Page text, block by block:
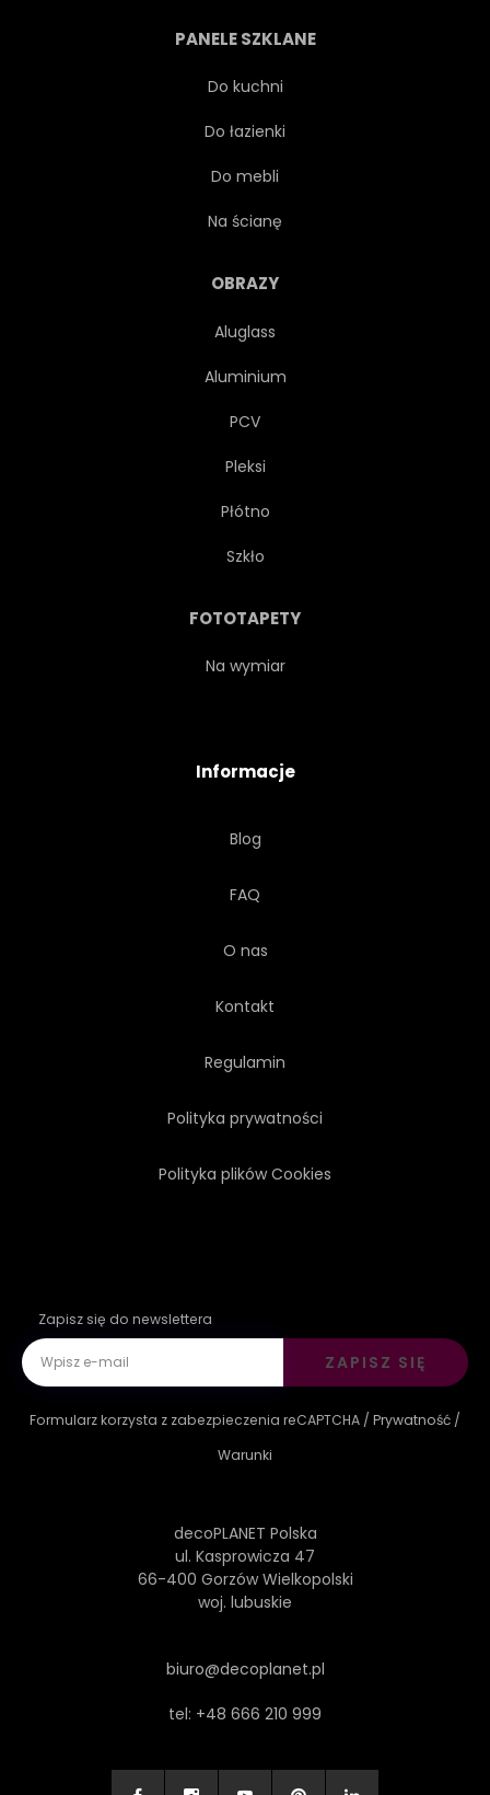
PANELE SZKLANE
Do kuchni
Do łazienki
Do mebli
Na ścianę
OBRAZY
Aluglass
Aluminium
PCV
Pleksi
Płótno
Szkło
FOTOTAPETY
Na wymiar
Informacje
Blog
FAQ
O nas
Kontakt
Regulamin
Polityka prywatności
Polityka plików Cookies
Zapisz się do newslettera
ZAPISZ SIĘ
Formularz korzysta z zabezpieczenia reCAPTCHA / Prywatność /
Warunki
decoPLANET Polska
ul. Kasprowicza 47
66-400 Gorzów Wielkopolski
woj. lubuskie
biuro@decoplanet.pl
tel: +48 666 210 999